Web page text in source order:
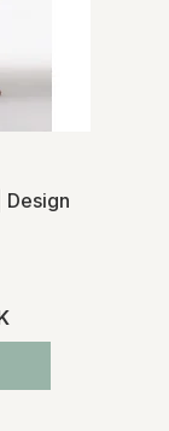
af Ingmar